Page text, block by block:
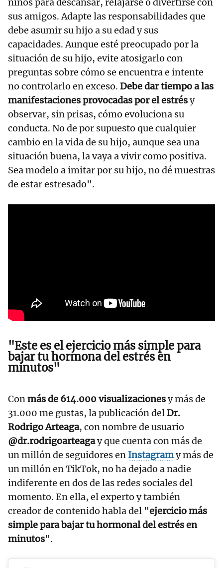
niños para descansar, relajarse o divertirse con
sus amigos. Adapte las responsabilidades que
debe asumir su hijo a su edad y sus
capacidades. Aunque esté preocupado por la
situación de su hijo, evite atosigarlo con
preguntas sobre cómo se encuentra e intente
no controlarlo en exceso. Debe dar tiempo a las
manifestaciones provocadas por el estrésy
observar, sin prisas, cómo evoluciona su
conducta. No de por supuesto que cualquier
cambio en la vida de su hijo, aunque sea una
situación buena, la vaya a vivir como positiva.
Sea modelo a imitar por su hijo, no dé muestras
de estar estresado".
"Este es el ejercicio más simple para
bajar tu hormona del estrés en
minutos"
Conmás de 614.000 visualizacionesy más de
31.000 me gustas, la publicación delDr.
Rodrigo Arteaga, con nombre de usuario
@dr.rodrigoarteagay que cuenta con más de
un millón de seguidores en Instagramy más de
un millón en TikTok, no ha dejado a nadie
indiferente en dos de las redes sociales del
momento. En ella, el experto y también
creador de contenido habla del "ejercicio más
simple para bajar tu hormonal del estrés en
minutos".